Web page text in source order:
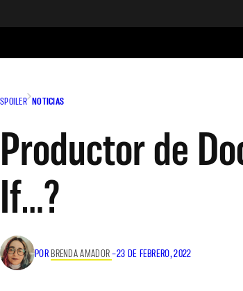
SPOILER NOTICIAS
Productor de
If…?
POR BRENDA AMADOR–23 DE FEBRERO, 2022